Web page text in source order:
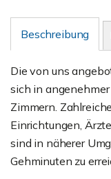
Beschreibung
Die von uns
sich in
Zimmern.
Einrichtungen,
sind in näherer
Gehminuten zu